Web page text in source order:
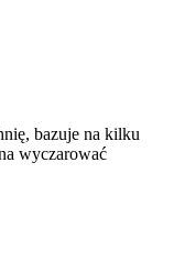
bazuje na kilku
wyczarować